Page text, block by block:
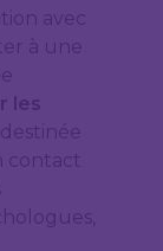
avec
à une
les
’ destinée
contact